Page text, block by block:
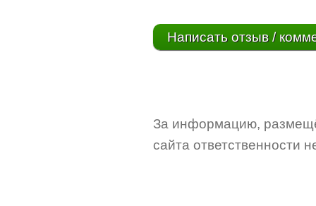
Написать отзыв /
За информацию,
сайта ответственности